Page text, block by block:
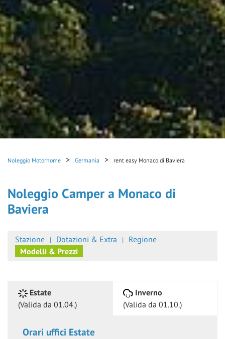
Noleggio Motorhome Germania rent easy Monaco di Baviera
Noleggio Camper a Monaco di
Baviera
Stazione Dotazioni & Extra
Regione
Modelli & Prezzi
Estate
(Valida da 01.04.)
Inverno
(Valida da 01.10.)
Orari uffici Estate